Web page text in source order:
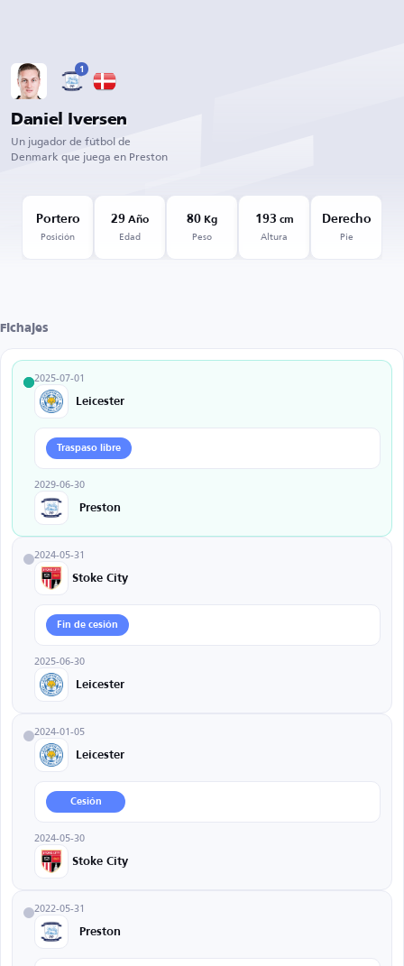
1
Daniel Iversen
Un jugador de fútbol de
Denmark que juega en Preston
Portero
Posición
29 Año
Edad
80 Kg
Peso
193 cm
Altura
Derecho
Pie
Fichajes
2025-07-01
Leicester
Traspaso libre
2029-06-30
Preston
2024-05-31
Stoke City
Fin de cesión
2025-06-30
Leicester
2024-01-05
Leicester
Cesión
2024-05-30
Stoke City
2022-05-31
Preston